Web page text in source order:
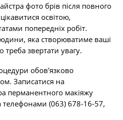
фото брів після повного
освітою,
попередніх робіт.
яка створюватиме ваші
звертати увагу.
обов'язково
Записатися на
перманентного макіяжу
телефонами (063) 678-16-57,